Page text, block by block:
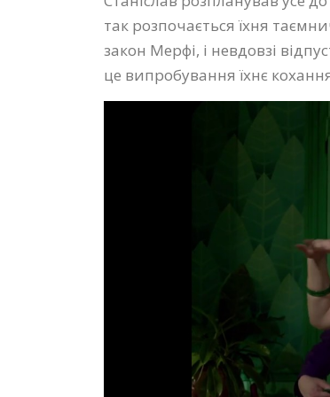
так розпочається їхня
закон Мерфі, і невдовзі
це випробування їхнє